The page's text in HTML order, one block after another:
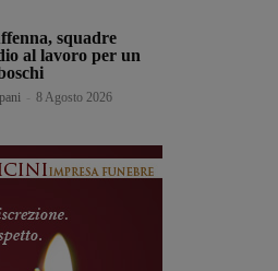
squadre
al lavoro per un
8 Agosto 2026